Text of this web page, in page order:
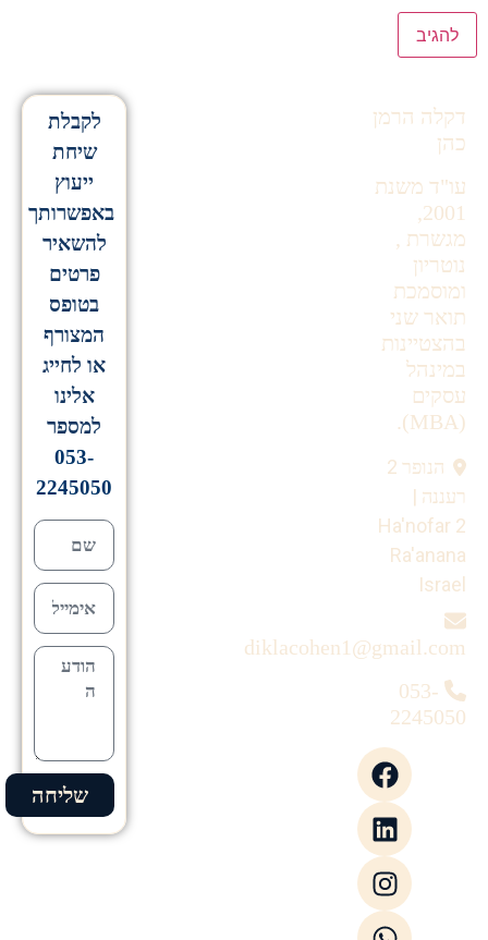
דקלה הרמן
כהן
עו"ד משנת
2001,
מגשרת ,
נוטריון
ומוסמכת
תואר שני
בהצטיינות
במינהל
עסקים
(MBA).
הנופר 2
רעננה |
Ha'nofar 2
Ra'anana
Israel
diklacohen1@gmail.com
053-
2245050
לקבלת
שיחת
ייעוץ
באפשרותך
להשאיר
פרטים
בטופס
המצורף
או לחייג
אלינו
למספר
053-
2245050
שליחה
Alternative: